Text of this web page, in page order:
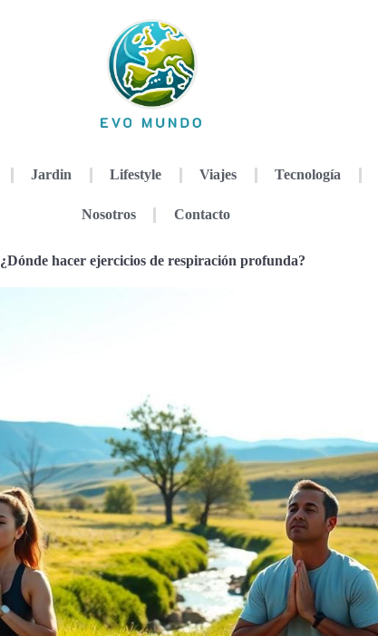
Jardin Lifestyle Viajes Tecnología
Nosotros Contacto
¿Dónde hacer ejercicios de respiración profunda?